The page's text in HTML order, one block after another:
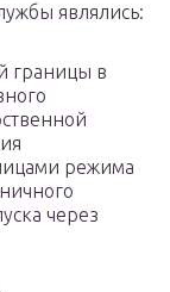
являлись:
границы в
режима
через